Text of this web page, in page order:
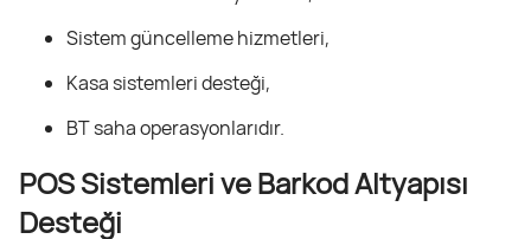
Sistem güncelleme hizmetleri,
Kasa sistemleri desteği,
BT saha operasyonlarıdır.
POS Sistemleri ve Barkod Altyapısı
Desteği